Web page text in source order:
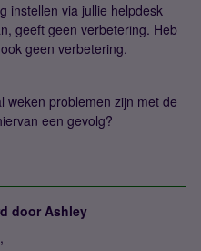
instellen via jullie helpdesk
geeft geen verbetering. Heb
geen verbetering.
weken problemen zijn met de
een gevolg?
door Ashley
,